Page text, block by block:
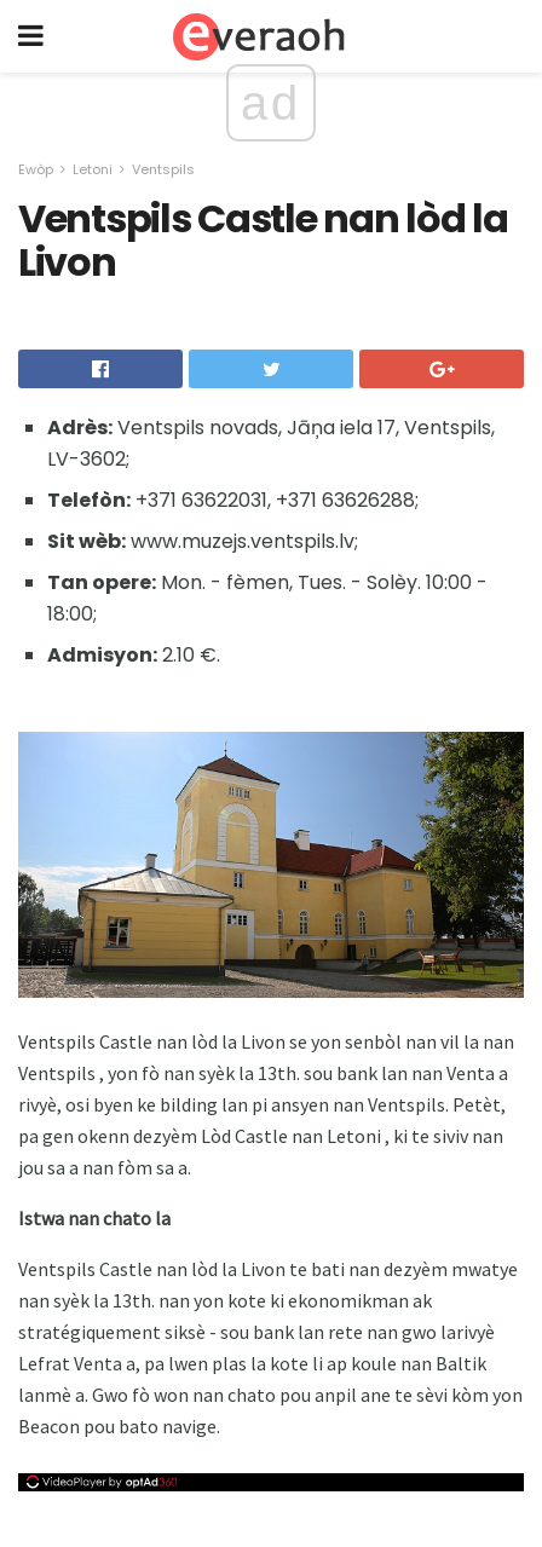
ad
Ewòp Letoni Ventspils
Ventspils Castle nan lòd la
Livon
Adrès:Ventspils novads, Jāņa iela 17, Ventspils,
LV-3602;
Telefòn: +371 63622031, +371 63626288;
Sit wèb:www.muzejs.ventspils.lv;
Tan opere: Mon. - fèmen, Tues. - Solèy. 10:00 -
18:00;
Admisyon:2.10 €.
Ventspils Castle nan lòd la Livon se yon senbòl nan vil la nan
Ventspils , yon fò nan syèk la 13th. sou bank lan nan Venta a
rivyè, osi byen ke bilding lan pi ansyen nan Ventspils. Petèt,
pa gen okenn dezyèm Lòd Castle nan Letoni , ki te siviv nan
jou sa a nan fòm sa a.
Istwa nan chato la
Ventspils Castle nan lòd la Livon te bati nan dezyèm mwatye
nan syèk la 13th. nan yon kote ki ekonomikman ak
stratégiquement siksè - sou bank lan rete nan gwo larivyè
Lefrat Venta a, pa lwen plas la kote li ap koule nan Baltik
lanmè a. Gwo fò won nan chato pou anpil ane te sèvi kòm yon
Beacon pou bato navige.